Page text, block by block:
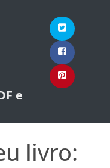
e
livro: